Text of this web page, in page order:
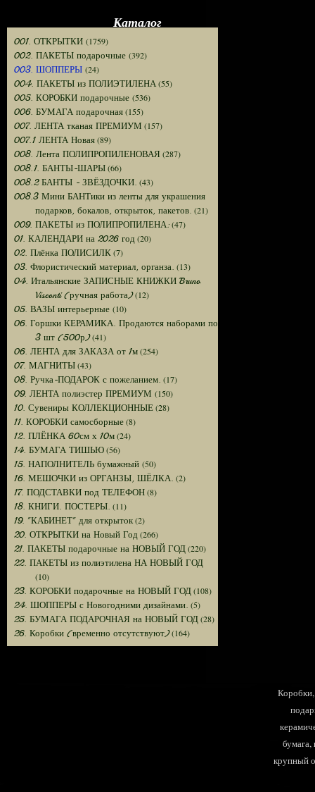
Каталог
001. ОТКРЫТКИ (1759)
002. ПАКЕТЫ подарочные (392)
003. ШОППЕРЫ (24)
004. ПАКЕТЫ из ПОЛИЭТИЛЕНА(55)
005. КОРОБКИ подарочные (536)
006. БУМАГА подарочная(155)
007. ЛЕНТА тканая ПРЕМИУМ (157)
007.1 ЛЕНТА Новая(89)
008. Лента ПОЛИПРОПИЛЕНОВАЯ (287)
008.1. БАНТЫ-ШАРЫ(66)
008.2 БАНТЫ - ЗВЁЗДОЧКИ. (43)
008.3 Мини БАНТики из ленты для украшения
подарков, бокалов, открыток, пакетов. (21)
009. ПАКЕТЫ из ПОЛИПРОПИЛЕНА:(47)
01. КАЛЕНДАРИ на 2026 год (20)
02. Плёнка ПОЛИСИЛК(7)
03. Флористический материал, органза. (13)
04. Итальянские ЗАПИСНЫЕ КНИЖКИ Bruno
Visconti (ручная работа)(12)
05. ВАЗЫ интерьерные (10)
06. Горшки КЕРАМИКА. Продаются наборами по
3 шт (500р)(41)
06. ЛЕНТА для ЗАКАЗА от 1м(254)
07. МАГНИТЫ(43)
08. Ручка-ПОДАРОК с пожеланием. (17)
09. ЛЕНТА полиэстер ПРЕМИУМ (150)
10. Сувениры КОЛЛЕКЦИОННЫЕ(28)
11. КОРОБКИ самосборные(8)
12. ПЛЁНКА 60см х 10м(24)
14. БУМАГА ТИШЬЮ(56)
15. НАПОЛНИТЕЛЬ бумажный (50)
16. МЕШОЧКИ из ОРГАНЗЫ, ШЁЛКА. (2)
17. ПОДСТАВКИ под ТЕЛЕФОН(8)
18. КНИГИ. ПОСТЕРЫ. (11)
19. "КАБИНЕТ" для открыток(2)
20. ОТКРЫТКИ на Новый Год (266)
21. ПАКЕТЫ подарочные на НОВЫЙ ГОД(220)
22. ПАКЕТЫ из полиэтилена НА НОВЫЙ ГОД
(10)
23. КОРОБКИ подарочные на НОВЫЙ ГОД(108)
24. ШОППЕРЫ с Новогодними дизайнами. (5)
25. БУМАГА ПОДАРОЧНАЯ на НОВЫЙ ГОД(28)
26. Коробки (временно отсутствуют)(164)
крупный